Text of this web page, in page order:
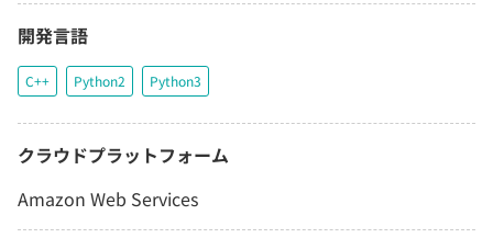
開発言語
C++ Python2 Python3
クラウドプラットフォーム
Amazon Web Services